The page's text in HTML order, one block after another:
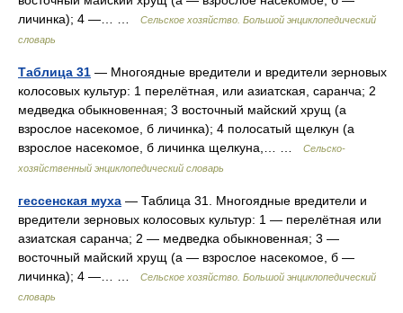
личинка); 4 —… …
Сельское хозяйство. Большой энциклопедический
словарь
Таблица 31 — Многоядные вредители и вредители зерновых
колосовых культур: 1 перелётная, или азиатская, саранча; 2
медведка обыкновенная; 3 восточный майский хрущ (а
взрослое насекомое, б личинка); 4 полосатый щелкун (а
взрослое насекомое, б личинка щелкуна,… …
Сельско-
хозяйственный энциклопедический словарь
гессенская муха — Таблица 31. Многоядные вредители и
вредители зерновых колосовых культур: 1 — перелётная или
азиатская саранча; 2 — медведка обыкновенная; 3 —
восточный майский хрущ (а — взрослое насекомое, б —
личинка); 4 —… …
Сельское хозяйство. Большой энциклопедический
словарь